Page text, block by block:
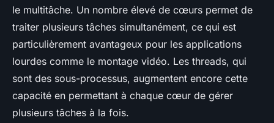
le multitâche. Un nombre élevé de cœurs permet de
traiter plusieurs tâches simultanément, ce qui est
particulièrement avantageux pour les applications
lourdes comme le montage vidéo. Les threads, qui
sont des sous-processus, augmentent encore cette
capacité en permettant à chaque cœur de gérer
plusieurs tâches à la fois.